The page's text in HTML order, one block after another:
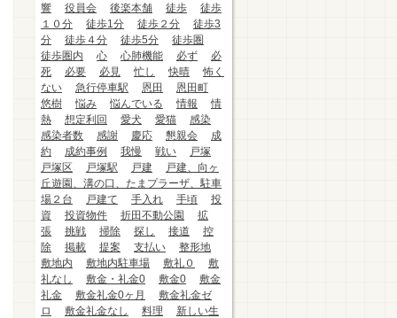
響
役員会 後楽本舗 徒歩
徒歩
１０分
徒歩1分 徒歩２分
徒歩3
分
徒歩４分 徒歩5分
徒歩圏
徒歩圏内
心 心肺機能 必ず
必
死
必要 必見 忙し 快晴
怖く
ない
急行停車駅 恩田
恩田町
悠樹
悩み 悩んでいる 情報
情
熱
想定利回 愛犬 愛猫
感染
感染者数
感謝 慶応 懇親会
成
約
成約事例 我慢 戦い
戸塚
戸塚区
戸塚駅 戸建
戸建、向ヶ
丘遊園、溝の口、たまプラーザ、駐車
場２台
戸建て 手入れ 手頃
投
資
投資物件 折田不動公園
拡
張
挑戦 掃除 探し 接道
控
除
掲載 提案 支払い
整形地
敷地内
敷地内駐車場 敷礼０
敷
礼なし
敷金・礼金0 敷金0
敷金
礼金
敷金礼金0ヶ月
敷金礼金ゼ
ロ
敷金礼金なし 料理
新しい生